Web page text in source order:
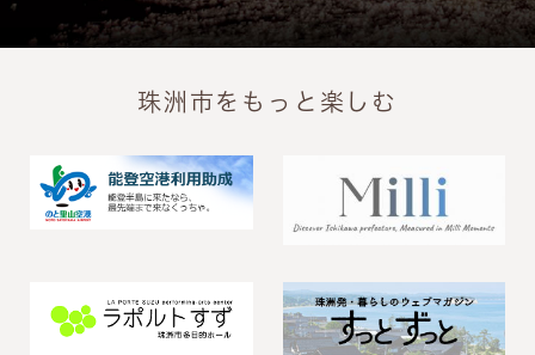
珠洲市をもっと楽しむ